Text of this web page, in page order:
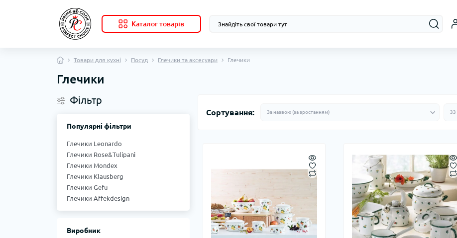
Каталог товарів
Товари для кухні Посуд Глечики та аксесуари Глечики
Глечики
Фільтр
Популярні фільтри
Глечики Leonardo
Глечики Rose&Tulipani
Глечики Mondex
Глечики Klausberg
Глечики Gefu
Глечики Affekdesign
Виробник
Сортування: